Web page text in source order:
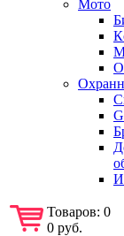
Мото
Товаров: 0
0 руб.